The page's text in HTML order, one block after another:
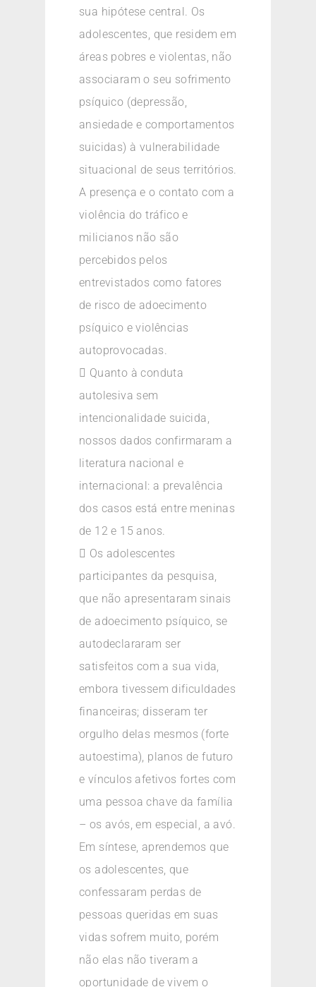
sua hipótese central. Os
adolescentes, que residem em
áreas pobres e violentas, não
associaram o seu sofrimento
psíquico (depressão,
ansiedade e comportamentos
suicidas) à vulnerabilidade
situacional de seus territórios.
A presença e o contato com a
violência do tráfico e
milicianos não são
percebidos pelos
entrevistados como fatores
de risco de adoecimento
psíquico e violências
autoprovocadas.
 Quanto à conduta
autolesiva sem
intencionalidade suicida,
nossos dados confirmaram a
literatura nacional e
internacional: a prevalência
dos casos está entre meninas
de 12 e 15 anos.
 Os adolescentes
participantes da pesquisa,
que não apresentaram sinais
de adoecimento psíquico, se
autodeclararam ser
satisfeitos com a sua vida,
embora tivessem dificuldades
financeiras; disseram ter
orgulho delas mesmos (forte
autoestima), planos de futuro
e vínculos afetivos fortes com
uma pessoa chave da família
– os avós, em especial, a avó.
Em síntese, aprendemos que
os adolescentes, que
confessaram perdas de
pessoas queridas em suas
vidas sofrem muito, porém
não elas não tiveram a
oportunidade de vivem o